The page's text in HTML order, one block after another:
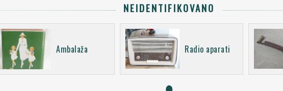
NEIDENTIFIKOVANO
Ambalaža Radio aparati